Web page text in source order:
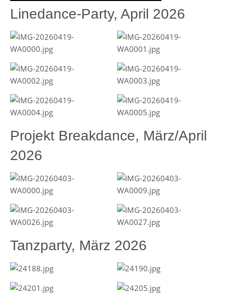
Linedance-Party, April 2026
Projekt Breakdance, März/April
2026
Tanzparty, März 2026